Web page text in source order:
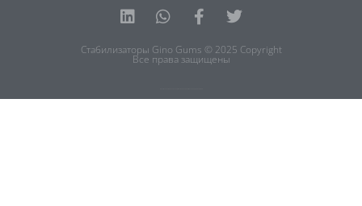
LinkedinWhatsapp
Facebook-
Twitter
Стабилизаторы Gino Gums © 2025 Copyright
Все права защищены